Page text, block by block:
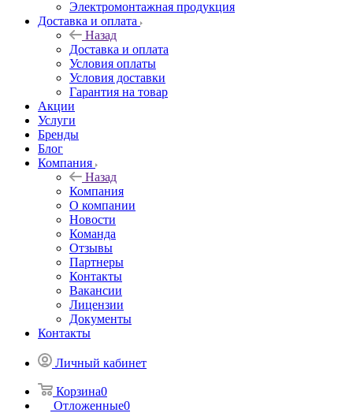
Электромонтажная продукция
Доставка и оплата
Назад
Доставка и оплата
Условия оплаты
Условия доставки
Гарантия на товар
Акции
Услуги
Бренды
Блог
Компания
Назад
Компания
О компании
Новости
Команда
Отзывы
Партнеры
Контакты
Вакансии
Лицензии
Документы
Контакты
Личный кабинет
Корзина0
Отложенные0